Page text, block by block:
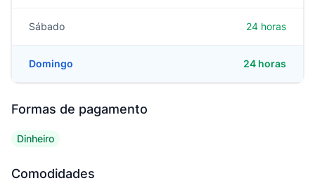
Sábado 24 horas
Domingo 24 horas
Formas de pagamento
Dinheiro
Comodidades